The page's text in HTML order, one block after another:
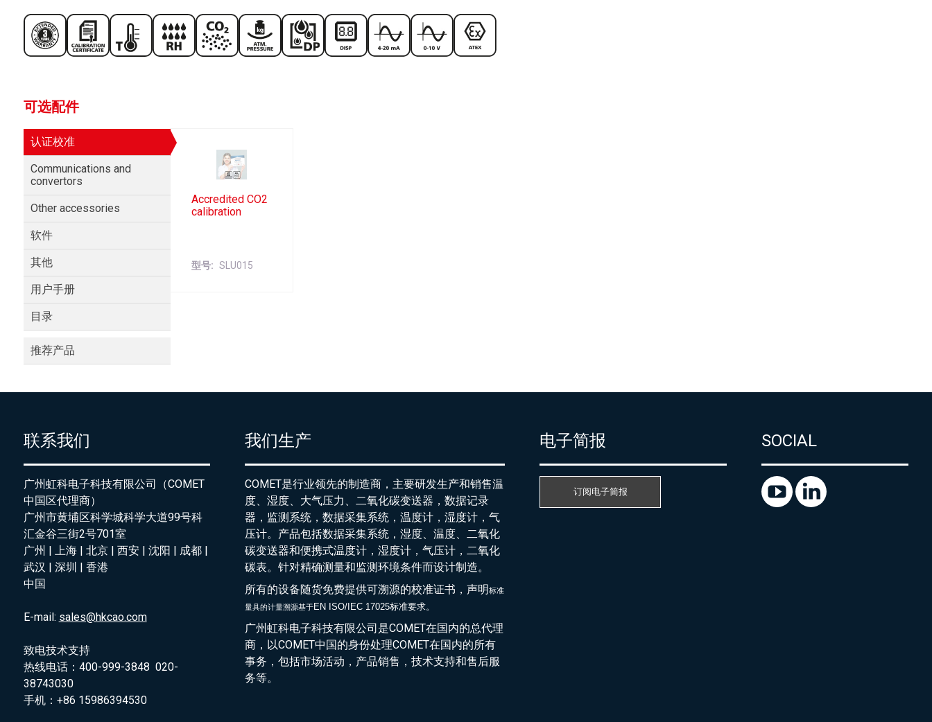
可选配件
认证校准
Communications and
convertors
Other accessories
软件
其他
用户手册
目录
推荐产品
Accredited CO2
calibration
型号 SLU015
联系我们
广州虹科电子科技有限公司（COMET
中国区代理商）
广州市黄埔区科学城科学大道99号科
汇金谷三街2号701室
广州 | 上海 | 北京 | 西安 | 沈阳 | 成都 |
武汉 | 深圳 | 香港
中国
E-mail: sales@hkcao.com
致电技术支持
热线电话：400-999-3848 020-
38743030
手机：+86 15986394530
我们生产
COMET是行业领先的制造商，主要研发生产和销售温
度、湿度、大气压力、二氧化碳变送器，数据记录
器，监测系统，数据采集系统，温度计，湿度计，气
压计。产品包括数据采集系统，湿度、温度、二氧化
碳变送器和便携式温度计，湿度计，气压计，二氧化
碳表。针对精确测量和监测环境条件而设计制造。
所有的设备随货免费提供可溯源的校准证书，声明标准
量具的计量溯源基于EN ISO/IEC 17025标准要求。
广州虹科电子科技有限公司是COMET在国内的总代理
商，以COMET中国的身份处理COMET在国内的所有
事务，包括市场活动，产品销售，技术支持和售后服
务等。
电子简报
订阅电子简报
SOCIAL